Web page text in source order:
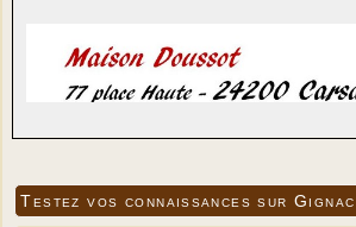
Testez vos connaissances sur Gignac